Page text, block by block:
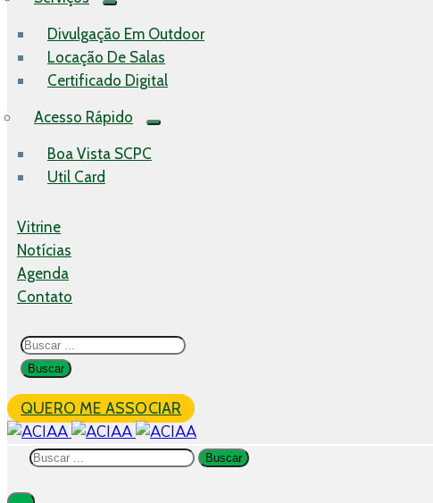
Divulgação Em Outdoor
Locação De Salas
Certificado Digital
Acesso Rápido
Boa Vista SCPC
Util Card
Vitrine
Notícias
Agenda
Contato
QUERO ME ASSOCIAR